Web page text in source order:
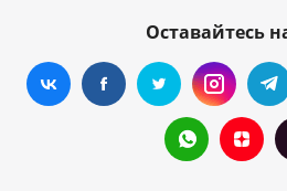
Оставайтесь